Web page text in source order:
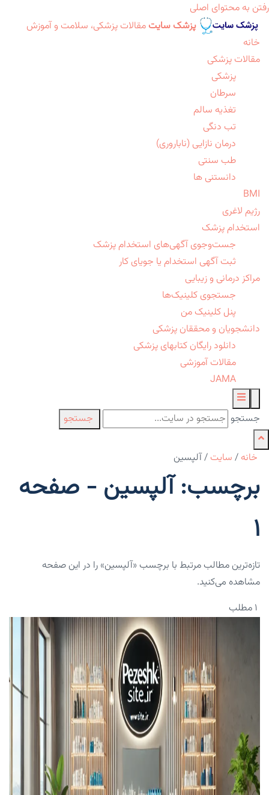
رفتن به محتوای اصلی
پزشک سایت مقالات پزشکی، سلامت و آموزش
خانه
مقالات پزشکی
پزشکی
سرطان
تغذیه سالم
تب دنگی
درمان نازایی (ناباروری)
طب سنتی
دانستنی ها
BMI
رژیم لاغری
استخدام پزشک
جست‌وجوی آگهی‌های استخدام پزشک
ثبت آگهی استخدام یا جویای کار
مراکز درمانی و زیبایی
جستجوی کلینیک‌ها
پنل کلینیک من
دانشجویان و محققان پزشکی
دانلود رایگان کتابهای پزشکی
مقالات آموزشی
JAMA
جستجو جستجو
خانه / سایت /آلپسین
برچسب: آلپسین - صفحه
1
تازه‌ترین مطالب مرتبط با برچسب «آلپسین» را در این صفحه
مشاهده می‌کنید.
۱ مطلب